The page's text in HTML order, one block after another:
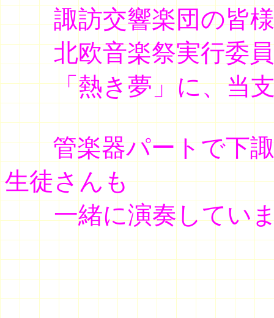
諏訪交響楽団の皆様
北欧音楽祭実行委員
「熱き夢」に、当支
管楽器パートで下
生徒さんも
一緒に演奏してい